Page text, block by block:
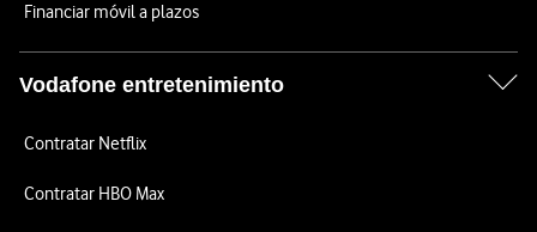
Financiar móvil a plazos
Vodafone entretenimiento
Contratar Netflix
Contratar HBO Max